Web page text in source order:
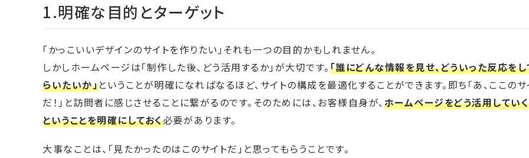
1.明確な目的とターゲット
「かっこいいデザインのサイトを作りたい」それも一つの目的かもしれません。
しかしホームページは「制作した後、どう活用するか」が大切です。「誰にどんな情報を見せ、どういった反応をし
らいたいか」ということが明確になればなるほど、サイトの構成を最適化することができます。即ち「あ、ここのサ
だ！」と訪問者に感じさせることに繋がるのです。そのためには、お客様自身が、ホームページをどう活用してい
ということを明確にしておく必要があります。
大事なことは、「見たかったのはこのサイトだ」と思ってもらうことです。